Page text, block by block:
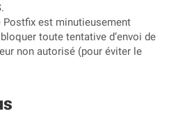
Postfix est minutieusement
toute tentative d’envoi de
non autorisé (pour éviter le